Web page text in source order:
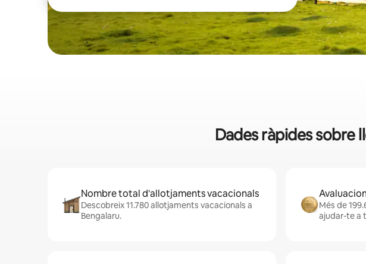
Dades ràpides sobre
Nombre total d'allotjaments vacacionals
Descobreix 11.780 allotjaments vacacionals a
Bengalaru.
Més de
ajudar-te a